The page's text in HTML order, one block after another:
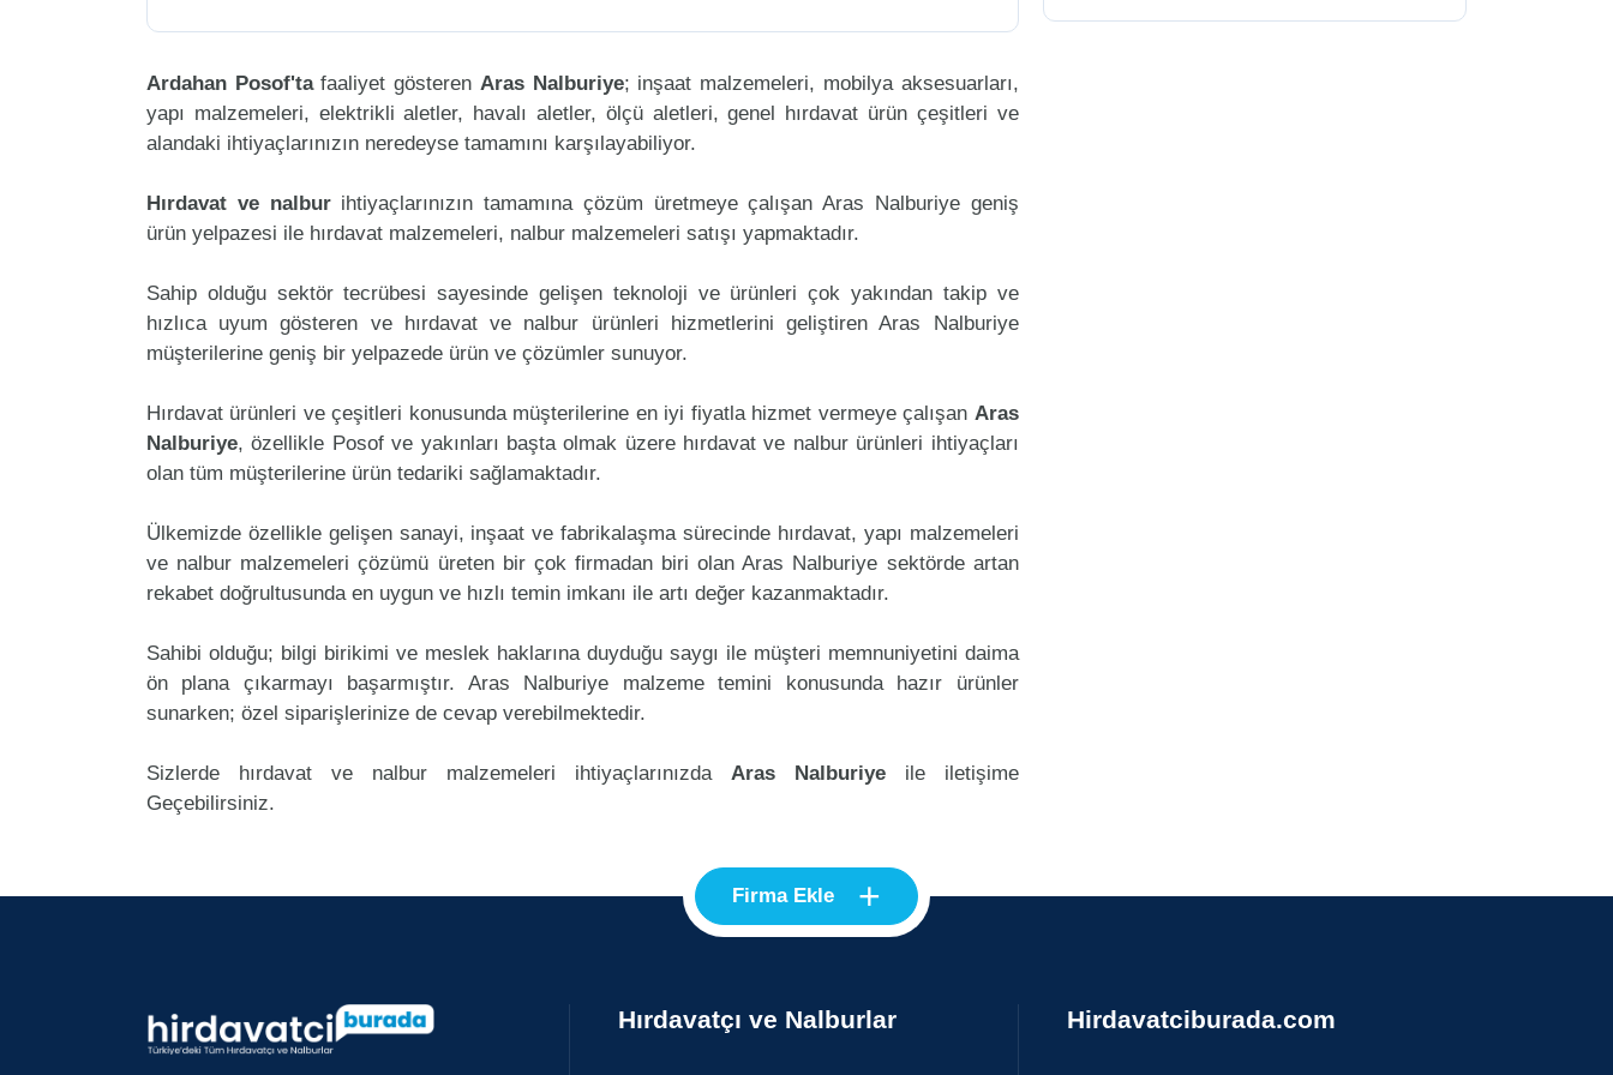
Ardahan Posof'tafaaliyet gösteren Aras Nalburiye; inşaat malzemeleri, mobilya aksesuarları,
yapı malzemeleri, elektrikli aletler, havalı aletler, ölçü aletleri, genel hırdavat ürün çeşitleri ve
alandaki ihtiyaçlarınızın neredeyse tamamını karşılayabiliyor.
Hırdavat ve nalburihtiyaçlarınızın tamamına çözüm üretmeye çalışan Aras Nalburiye geniş
ürün yelpazesi ile hırdavat malzemeleri, nalbur malzemeleri satışı yapmaktadır.
Sahip olduğu sektör tecrübesi sayesinde gelişen teknoloji ve ürünleri çok yakından takip ve
hızlıca uyum gösteren ve hırdavat ve nalbur ürünleri hizmetlerini geliştiren Aras Nalburiye
müşterilerine geniş bir yelpazede ürün ve çözümler sunuyor.
Hırdavat ürünleri ve çeşitleri konusunda müşterilerine en iyi fiyatla hizmet vermeye çalışan Aras
Nalburiye, özellikle Posof ve yakınları başta olmak üzere hırdavat ve nalbur ürünleri ihtiyaçları
olan tüm müşterilerine ürün tedariki sağlamaktadır.
Ülkemizde özellikle gelişen sanayi, inşaat ve fabrikalaşma sürecinde hırdavat, yapı malzemeleri
ve nalbur malzemeleri çözümü üreten bir çok firmadan biri olan Aras Nalburiye sektörde artan
rekabet doğrultusunda en uygun ve hızlı temin imkanı ile artı değer kazanmaktadır.
Sahibi olduğu; bilgi birikimi ve meslek haklarına duyduğu saygı ile müşteri memnuniyetini daima
ön plana çıkarmayı başarmıştır. Aras Nalburiye malzeme temini konusunda hazır ürünler
sunarken; özel siparişlerinize de cevap verebilmektedir.
Sizlerde hırdavat ve nalbur malzemeleri ihtiyaçlarınızda Aras Nalburiyeile iletişime
Geçebilirsiniz.
Firma Ekle +
Hırdavatçı ve Nalburlar Hirdavatciburada.com